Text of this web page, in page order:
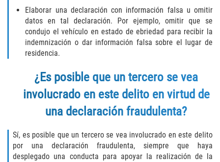
Robo
Robo 459 PC
Hurto Mayor
Delitos Sexuales
Conducta Lasciva
Elaborar una declaración con información falsa u omitir
datos en tal declaración. Por ejemplo, omitir que se
condujo el vehículo en estado de ebriedad para recibir la
indemnización o dar información falsa sobre el lugar de
residencia.
¿Es posible que un tercero se vea
involucrado en este delito en virtud de
una declaración fraudulenta?
Sí, es posible que un tercero se vea involucrado en este delito
por una declaración fraudulenta, siempre que haya
desplegado una conducta para apoyar la realización de la